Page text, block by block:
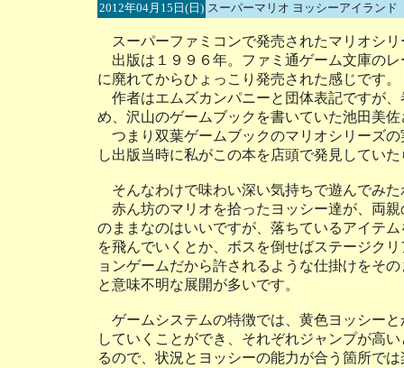
2012年04月15日(日) スーパーマリオ ヨッシーアイラン
スーパーファミコンで発売されたマリオシリ
出版は１９９６年。ファミ通ゲーム文庫の
に廃れてからひょっこり発売された感じです。
作者はエムズカンパニーと団体表記ですが
め、沢山のゲームブックを書いていた池田美佐
つまり双葉ゲームブックのマリオシリーズ
し出版当時に私がこの本を店頭で発見してい
そんなわけで味わい深い気持ちで遊んでみ
赤ん坊のマリオを拾ったヨッシー達が、両
のままなのはいいですが、落ちているアイテ
を飛んでいくとか、ボスを倒せばステージク
ョンゲームだから許されるような仕掛けをそ
と意味不明な展開が多いです。
ゲームシステムの特徴では、黄色ヨッシー
していくことができ、それぞれジャンプが高
るので、状況とヨッシーの能力が合う箇所で